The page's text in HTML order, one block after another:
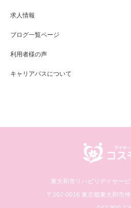
求人情報
ブログ一覧ページ
利用者様の声
キャリアパスについて
東大和市リハビリデイサービ
〒207-0016 東京都東大和市